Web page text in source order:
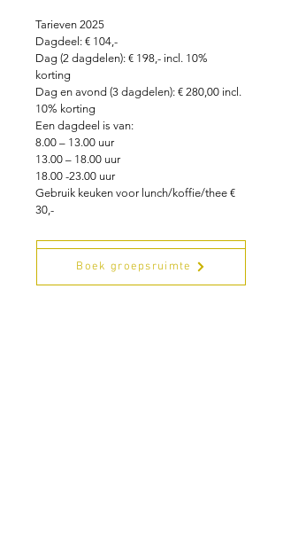
Tarieven 2025
Dagdeel: € 104,-
Dag (2 dagdelen): € 198,- incl. 10%
korting
Dag en avond (3 dagdelen): € 280,00 incl.
10% korting
Een dagdeel is van:
8.00 – 13.00 uur
13.00 – 18.00 uur
18.00 -23.00 uur
Gebruik keuken voor lunch/koffie/thee €
30,-
Maak terugbel afspraak
Boek groepsruimte